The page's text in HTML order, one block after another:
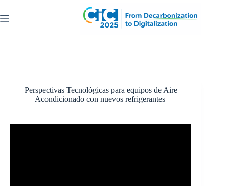
contenido
Perspectivas Tecnológicas para equipos de Aire
Acondicionado con nuevos refrigerantes